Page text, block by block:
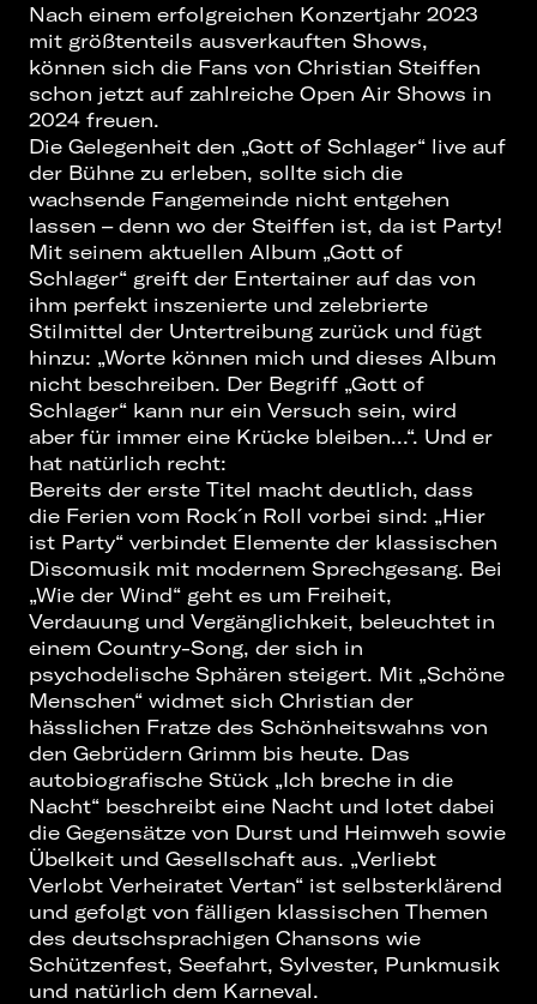
Nach einem erfolgreichen Konzertjahr 2023
mit größtenteils ausverkauften Shows,
können sich die Fans von Christian Steiffen
schon jetzt auf zahlreiche Open Air Shows in
2024 freuen.
Die Gelegenheit den „Gott of Schlager“ live auf
der Bühne zu erleben, sollte sich die
wachsende Fangemeinde nicht entgehen
lassen – denn wo der Steiffen ist, da ist Party!
Mit seinem aktuellen Album „Gott of
Schlager“ greift der Entertainer auf das von
ihm perfekt inszenierte und zelebrierte
Stilmittel der Untertreibung zurück und fügt
hinzu: „Worte können mich und dieses Album
nicht beschreiben. Der Begriff „Gott of
Schlager“ kann nur ein Versuch sein, wird
aber für immer eine Krücke bleiben...“. Und er
hat natürlich recht:
Bereits der erste Titel macht deutlich, dass
die Ferien vom Rock ́n Roll vorbei sind: „Hier
ist Party“ verbindet Elemente der klassischen
Discomusik mit modernem Sprechgesang. Bei
„Wie der Wind“ geht es um Freiheit,
Verdauung und Vergänglichkeit, beleuchtet in
einem Country-Song, der sich in
psychodelische Sphären steigert. Mit „Schöne
Menschen“ widmet sich Christian der
hässlichen Fratze des Schönheitswahns von
den Gebrüdern Grimm bis heute. Das
autobiografische Stück „Ich breche in die
Nacht“ beschreibt eine Nacht und lotet dabei
die Gegensätze von Durst und Heimweh sowie
Übelkeit und Gesellschaft aus. „Verliebt
Verlobt Verheiratet Vertan“ ist selbsterklärend
und gefolgt von fälligen klassischen Themen
des deutschsprachigen Chansons wie
Schützenfest, Seefahrt, Sylvester, Punkmusik
und natürlich dem Karneval.